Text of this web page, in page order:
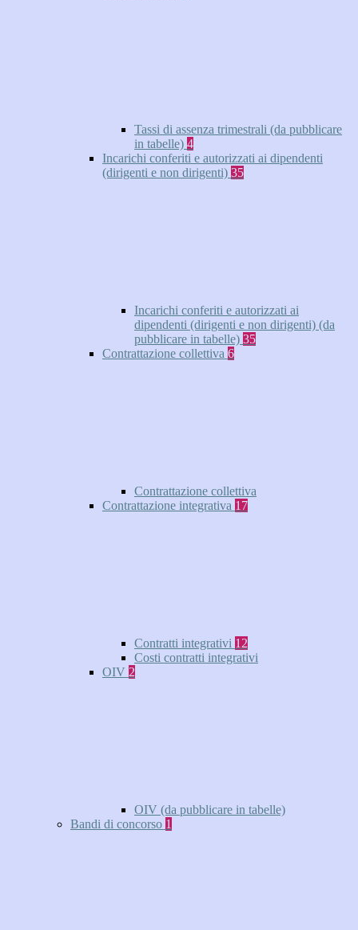
Tassi di assenza trimestrali (da pubblicare
in tabelle) 4
Incarichi conferiti e autorizzati ai dipendenti
(dirigenti e non dirigenti) 35
Incarichi conferiti e autorizzati ai
dipendenti (dirigenti e non dirigenti) (da
pubblicare in tabelle) 35
Contrattazione collettiva 6
Contrattazione collettiva
Contrattazione integrativa 17
Contratti integrativi 12
Costi contratti integrativi
OIV 2
OIV (da pubblicare in tabelle)
Bandi di concorso 1